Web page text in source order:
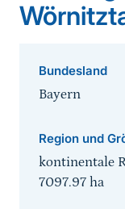
Bundesland
Bayern
Region und
kontinentale
7097.97 ha